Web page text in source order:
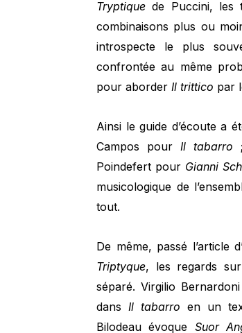
Tryptiquede Puccini, les
combinaisons plus ou
introspecte le plus
confrontée au même
pour aborderIl trittico par
Ainsi le guide d’écoute a
Campos pour Il tabarro
Poindefert pour Gianni
musicologique de
tout.
De même, passé l’article
Triptyque, les regards
séparé. Virgilio
dansIl tabarro en un
Bilodeau évoque Suor